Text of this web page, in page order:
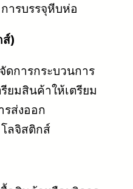
การบรรจุหีบห่อ
ส์)
ดการกระบวนการ
ยมสินค้าให้เตรียม
ส่งออก
โลจิสติกส์